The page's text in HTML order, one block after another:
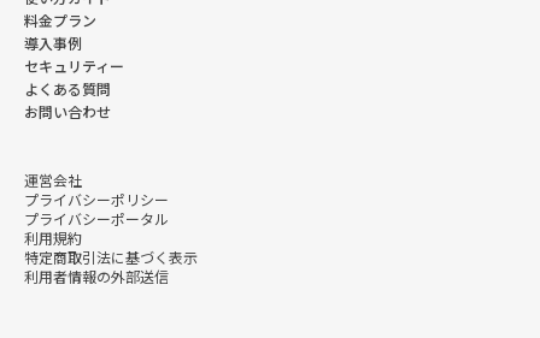
料金プラン
導入事例
セキュリティー
よくある質問
お問い合わせ
運営会社
プライバシーポリシー
プライバシーポータル
利用規約
特定商取引法に基づく表示
利用者情報の外部送信